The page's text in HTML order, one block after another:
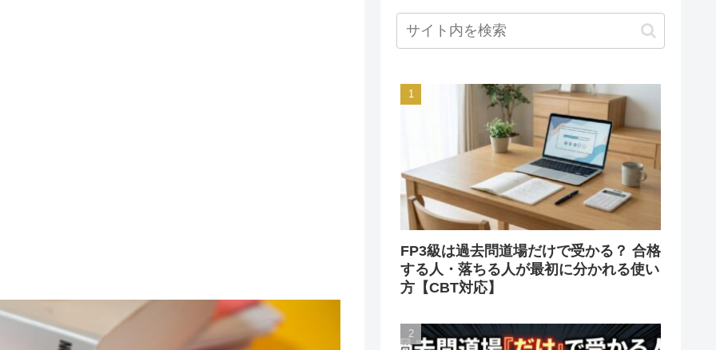
FP3級は過去問道場だけで受かる？ 合格
する人・落ちる人が最初に分かれる使い
方【CBT対応】